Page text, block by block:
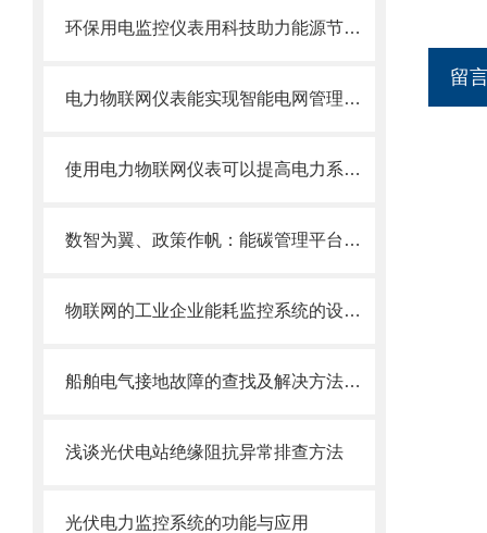
环保用电监控仪表用科技助力能源节约与环境保护
电力物联网仪表能实现智能电网管理和能源优化
使用电力物联网仪表可以提高电力系统的运营效率和管理水平
数智为翼、政策作帆：能碳管理平台助推贵州零碳园区建设提速腾飞
物联网的工业企业能耗监控系统的设计与应用
船舶电气接地故障的查找及解决方法选型指南
浅谈光伏电站绝缘阻抗异常排查方法
光伏电力监控系统的功能与应用
留